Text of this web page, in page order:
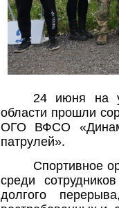
24 июня на
области прошли
ОГО ВФСО
патрулей».
Спортивное
среди
долгого